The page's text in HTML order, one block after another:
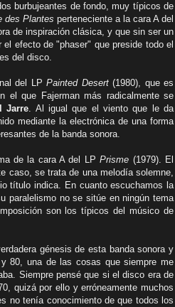
burbujeantes de fondo, muy típicos de
des Plantes perteneciente a la cara A del
de inspiración clásica, y que sin ser un
efecto de "phaser" que preside todo el
del disco.
del LPPainted Desert(1980), que es
el que Fajerman más radicalmente se
Jarre. Al igual que el viento que le da
mediante la electrónica de una forma
de la banda sonora.
de la cara A del LPPrisme (1979). El
caso, se trata de una melodía solemne,
título indica. En cuanto escuchamos la
paralelismo no se sitúe en ningún tema
son los típicos del músico de
génesis de esta banda sonora y
80, una de las cosas que siempre me
Siempre pensé que si el disco era de
quizá por ello y erróneamente muchos
no tenía conocimiento de que todos los